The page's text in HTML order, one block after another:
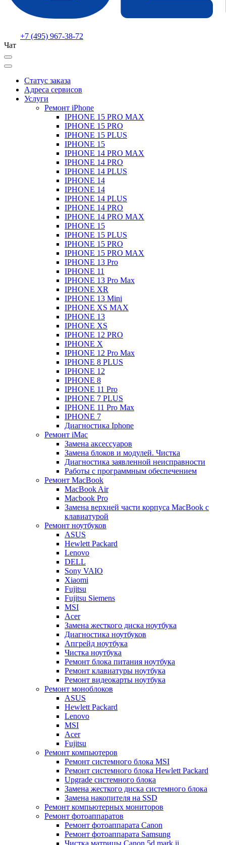
+7 (495) 967-38-72
Чат
Статус заказа
Адреса сервисов
Услуги
Ремонт iPhone
IPHONE 15 PRO MAX
IPHONE 15 PRO
IPHONE 15 PLUS
IPHONE 15
IPHONE 14 PRO MAX
IPHONE 14 PRO
IPHONE 14 PLUS
IPHONE 14
IPHONE 14
IPHONE 14 PLUS
IPHONE 14 PRO
IPHONE 14 PRO MAX
IPHONE 15
IPHONE 15 PLUS
IPHONE 15 PRO
IPHONE 15 PRO MAX
IPHONE 13 Pro
IPHONE 11
IPHONE 13 Pro Max
IPHONE XR
IPHONE 13 Mini
IPHONE XS MAX
IPHONE 13
IPHONE XS
IPHONE 12 PRO
IPHONE X
IPHONE 12 Pro Max
IPHONE 8 PLUS
IPHONE 12
IPHONE 8
IPHONE 11 Pro
IPHONE 7 PLUS
IPHONE 11 Pro Max
IPHONE 7
Диагностика Iphone
Ремонт iMac
Замена аксессуаров
Замена блоков и модулей. Чистка
Диагностика заявленной неисправности
Работы с программным обеспечением
Ремонт MacBook
MacBook Air
Macbook Pro
Замена верхней части корпуса MacBook с
клавиатурой
Ремонт ноутбуков
ASUS
Hewlett Packard
Lenovo
DELL
Sony VAIO
Xiaomi
Fujitsu
Fujitsu Siemens
MSI
Acer
Замена жесткого диска ноутбука
Диагностика ноутбуков
Апгрейд ноутбука
Чистка ноутбука
Ремонт блока питания ноутбука
Ремонт клавиатуры ноутбука
Ремонт видеокарты ноутбука
Ремонт моноблоков
ASUS
Hewlett Packard
Lenovo
MSI
Acer
Fujitsu
Ремонт компьютеров
Ремонт системного блока MSI
Ремонт системного блока Hewlett Packard
Upgrade системного блока
Замена жесткого диска системного блока
Замена накопителя на SSD
Ремонт компьютерных мониторов
Ремонт фотоаппаратов
Ремонт фотоаппарата Canon
Ремонт фотоаппарата Samsung
Чистка матрицы Canon 5d mark ii